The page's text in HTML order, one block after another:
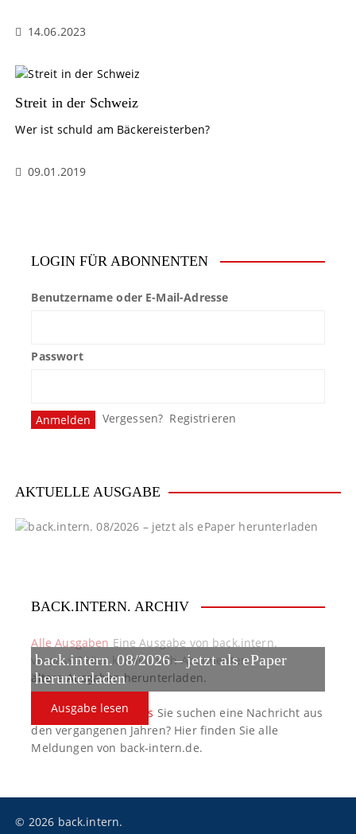
14.06.2023
Streit in der Schweiz
Wer ist schuld am Bäckereisterben?
09.01.2019
LOGIN FÜR ABONNENTEN
Benutzername oder E-Mail-Adresse
Passwort
Vergessen? Registrieren
AKTUELLE AUSGABE
back.intern. 08/2026 – jetzt als ePaper
herunterladen
Ausgabe lesen
BACK.INTERN. ARCHIV
Alle Ausgaben Eine Ausgabe von back.intern.
verpasst? Hier können sich Abonnenten
ältere Ausgaben herunterladen.
back.intern. Top-News Sie suchen eine Nachricht aus
den vergangenen Jahren? Hier finden Sie alle
Meldungen von back-intern.de.
© 2026 back.intern.